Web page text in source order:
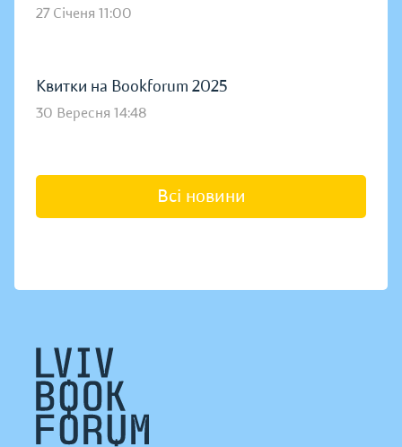
27 Січеня 11:00
Квитки на Bookforum 2025
30 Вересня 14:48
Всі новини